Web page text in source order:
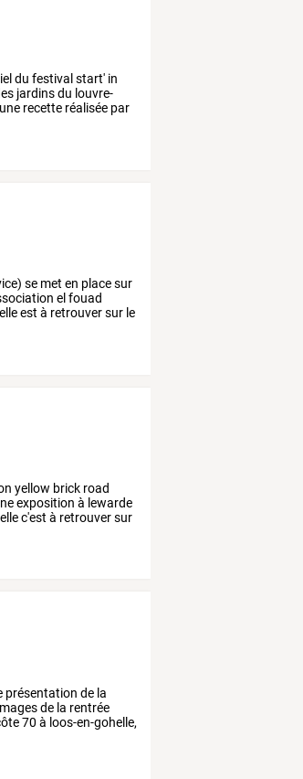
du festival start' in
jardinsdu louvre-
une recette réalisée par
se met en placesur
el fouad
est à retrouversur le
yellow brick road
exposition à lewarde
c'est à retrouversur
présentation de la
de la rentrée
70 à loos-en-gohelle,